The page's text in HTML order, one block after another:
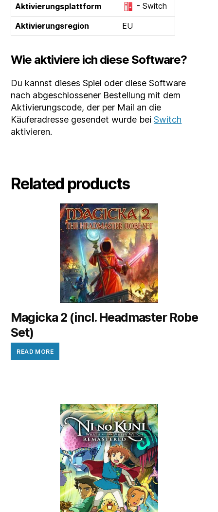
Aktivierungsplattform
- Switch
Aktivierungsregion EU
Wie aktiviere ich diese Software?
Du kannst dieses Spiel oder diese Software
nach abgeschlossener Bestellung mit dem
Aktivierungscode, der per Mail an die
Käuferadresse gesendet wurde beiSwitch
aktivieren.
Related products
Magicka 2 (incl. Headmaster Robe
Set)
READ MORE